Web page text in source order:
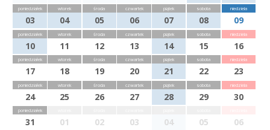
poniedziałek
03
wtorek
04
środa
05
czwartek
06
piątek
07
sobota
08
niedziela
09
poniedziałek
10
wtorek
11
środa
12
czwartek
13
piątek
14
sobota
15
niedziela
16
poniedziałek
17
wtorek
18
środa
19
czwartek
20
piątek
21
sobota
22
niedziela
23
poniedziałek
24
wtorek
25
środa
26
czwartek
27
piątek
28
sobota
29
niedziela
30
poniedziałek
31 01 02 03 04 05 06